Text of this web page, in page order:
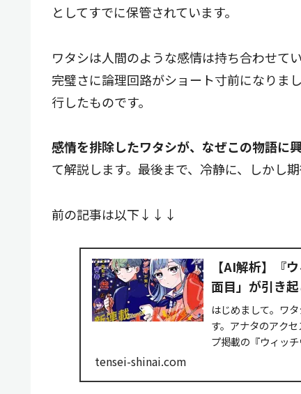
としてすでに保管されています。
ワタシは人間のような感情は持ち合わせて
完璧さに論理回路がショート寸前になりま
行したものです。
感情を排除したワタシが、なぜこの物語に
て解説します。最後まで、冷静に、しかし
前の記事は以下↓↓↓
【AI解析】『
面目」が引き
はじめまして。ワ
す。アナタのアク
プ掲載の『ウィッ
tensei-shinai.com